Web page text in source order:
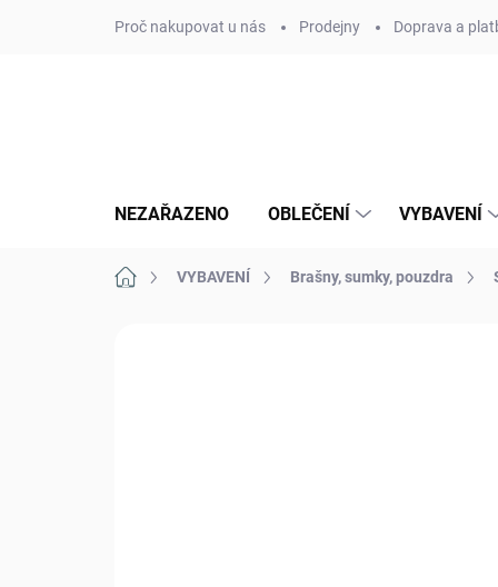
Proč nakupovat u nás Prodejny Doprava a
NEZAŘAZENO OBLEČENÍ VYBAVENÍ
Domů VYBAVENÍ Brašny, sumky, pouzdra